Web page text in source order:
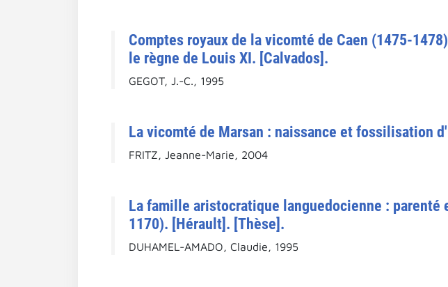
Comptes royaux de la vicomté de Caen (1475-
le règne de Louis XI. [Calvados].
GEGOT, J.-C., 1995
La vicomté de Marsan : naissance et fossilisation
FRITZ, Jeanne-Marie, 2004
La famille aristocratique languedocienne :
1170). [Hérault]. [Thèse].
DUHAMEL-AMADO, Claudie, 1995